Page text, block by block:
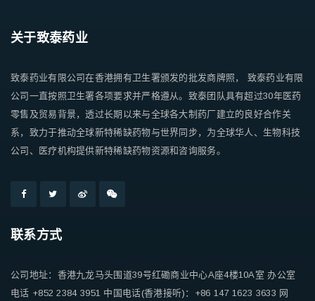
关于致泰药业
致泰药业有限公司在香港拥有卫生署颁发的批发商牌照， 致泰药业有限
公司一直按照卫生署各项要求并严格遵从。致泰团队具有超过30年医药
零售及贸易背景，透过长期以来与全球各大制药厂建立的良好合作关
系，致力于推动全球新特稀缺药物与世界同步，为全球华人、生物科技
公司、医疗机构提供新特稀缺药物资源和咨询服务。
联系方式
公司地址：香港九龙马头围道39号红磡商业中心A座4楼10A室 办公室
电话 +852 2384 3951 中国电话(香港接听)：+86 147 1623 3633 网